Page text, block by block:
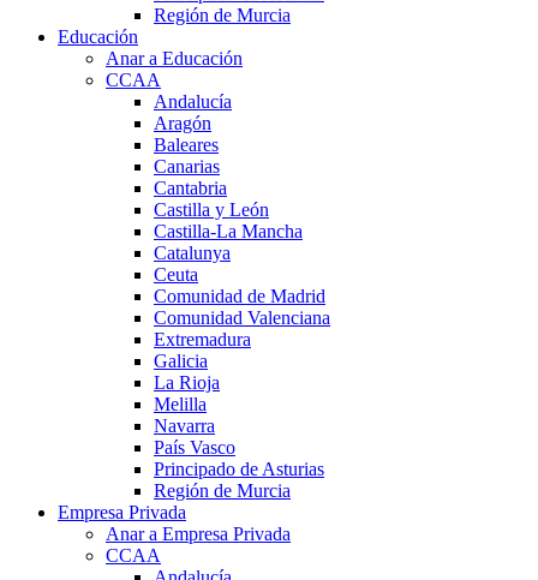
Región de Murcia
Educación
Anar a Educación
CCAA
Andalucía
Aragón
Baleares
Canarias
Cantabria
Castilla y León
Castilla-La Mancha
Catalunya
Ceuta
Comunidad de Madrid
Comunidad Valenciana
Extremadura
Galicia
La Rioja
Melilla
Navarra
País Vasco
Principado de Asturias
Región de Murcia
Empresa Privada
Anar a Empresa Privada
CCAA